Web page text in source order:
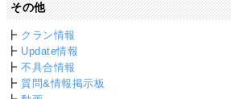
その他
┣ クラン情報
┣ Update情報
┣不具合情報
┣質問&情報掲示板